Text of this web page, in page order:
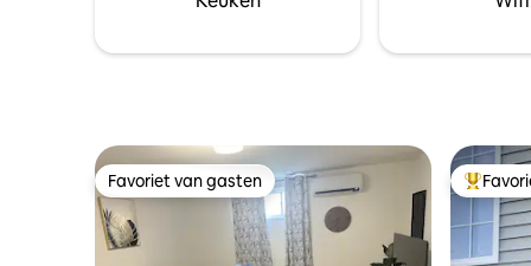
Favoriet van gasten
Favoriet van gasten